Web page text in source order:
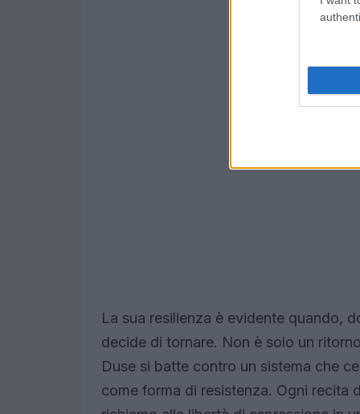
La sua resilienza è evidente quando,
decide di tornare. Non è solo un
Duse si batte contro un sistema che
come forma di resistenza. Ogni recita